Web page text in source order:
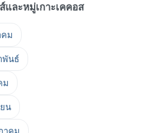
และหมู่เกาะเคคอส
คม
พันธ์
ม
น